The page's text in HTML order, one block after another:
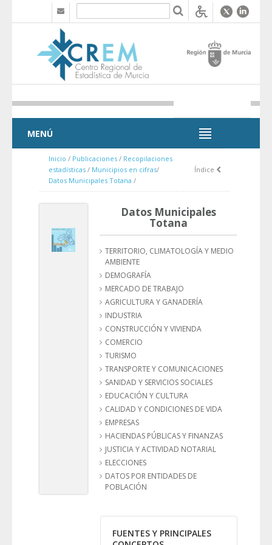
Saltar al contenido
MENÚ
Inicio / Publicaciones / Recopilaciones
estadísticas / Municipios en cifras/
Datos Municipales Totana /
Índice
Datos Municipales
Totana
TERRITORIO, CLIMATOLOGÍA Y MEDIO
AMBIENTE
DEMOGRAFÍA
MERCADO DE TRABAJO
AGRICULTURA Y GANADERÍA
INDUSTRIA
CONSTRUCCIÓN Y VIVIENDA
COMERCIO
TURISMO
TRANSPORTE Y COMUNICACIONES
SANIDAD Y SERVICIOS SOCIALES
EDUCACIÓN Y CULTURA
CALIDAD Y CONDICIONES DE VIDA
EMPRESAS
HACIENDAS PÚBLICAS Y FINANZAS
JUSTICIA Y ACTIVIDAD NOTARIAL
ELECCIONES
DATOS POR ENTIDADES DE
POBLACIÓN
FUENTES Y PRINCIPALES